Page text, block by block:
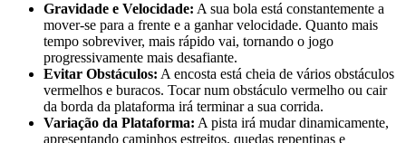
Gravidade e Velocidade: A sua bola está constantemente a
mover-se para a frente e a ganhar velocidade. Quanto mais
tempo sobreviver, mais rápido vai, tornando o jogo
progressivamente mais desafiante.
Evitar Obstáculos: A encosta está cheia de vários obstáculos
vermelhos e buracos. Tocar num obstáculo vermelho ou cair
da borda da plataforma irá terminar a sua corrida.
Variação da Plataforma: A pista irá mudar dinamicamente,
apresentando caminhos estreitos, quedas repentinas e